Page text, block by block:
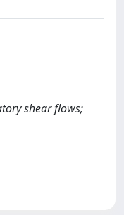
shear flows;